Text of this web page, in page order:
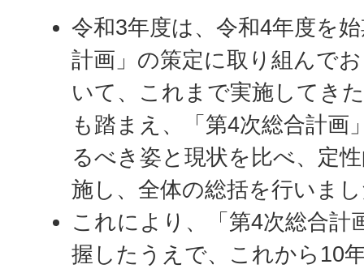
令和3年度は、令和4年度を
計画」の策定に取り組んで
いて、これまで実施してき
も踏まえ、「第4次総合計画
るべき姿と現状を比べ、定
施し、全体の総括を行いま
これにより、「第4次総合計
握したうえで、これから10